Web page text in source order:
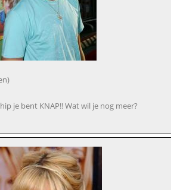
je bent KNAP!! Wat wil je nog meer?